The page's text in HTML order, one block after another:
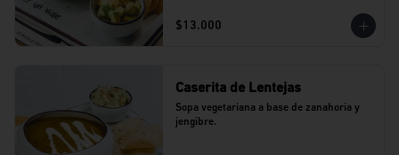
$13.000
Caserita de Lentejas
Sopa vegetariana a base de zanahoria y
jengibre.